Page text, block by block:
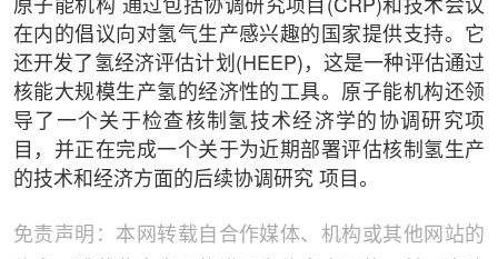
原子能机构 通过包括协调研究项目(CRP)和技术会议
在内的倡议向对氢气生产感兴趣的国家提供支持。它
还开发了氢经济评估计划(HEEP)，这是一种评估通过
核能大规模生产氢的经济性的工具。原子能机构还领
导了一个关于检查核制氢技术经济学的协调研究项
目，并正在完成一个关于为近期部署评估核制氢生产
的技术和经济方面的后续协调研究 项目。
免责声明：本网转载自合作媒体、机构或其他网站的